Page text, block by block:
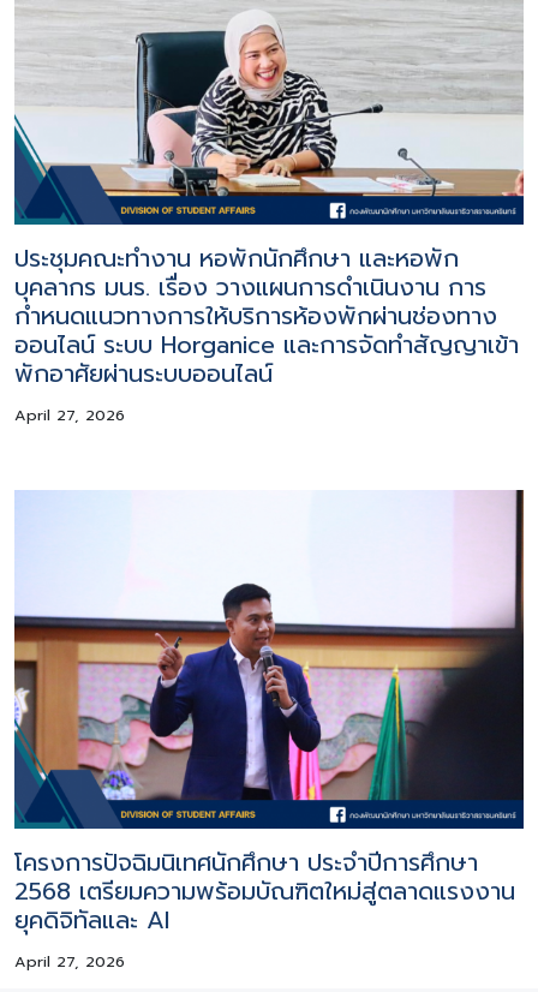
ประชุมคณะทำงาน หอพักนักศึกษา และหอพัก
บุคลากร มนร. เรื่อง วางแผนการดำเนินงาน การ
กำหนดแนวทางการให้บริการห้องพักผ่านช่องทาง
ออนไลน์ ระบบ Horganice และการจัดทำสัญญาเข้า
พักอาศัยผ่านระบบออนไลน์
April 27, 2026
โครงการปัจฉิมนิเทศนักศึกษา ประจำปีการศึกษา
2568 เตรียมความพร้อมบัณฑิตใหม่สู่ตลาดแรงงาน
ยุคดิจิทัลและ AI
April 27, 2026